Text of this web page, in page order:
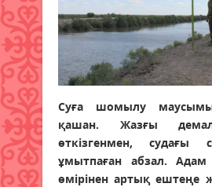
Суға шомылу маусымы
қашан. Жазғы
өткізгенмен, судағы
ұмытпаған абзал.
өмірінен артық ештеңе